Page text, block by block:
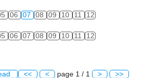
06 07 08 09 10 11 12
06 07 08 09 10 11 12
<< < page 1 / 1 > >>